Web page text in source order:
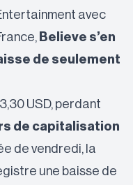
avec
Believe s’en
de seulement
USD, perdant
de capitalisation
de vendredi, la
une baisse de